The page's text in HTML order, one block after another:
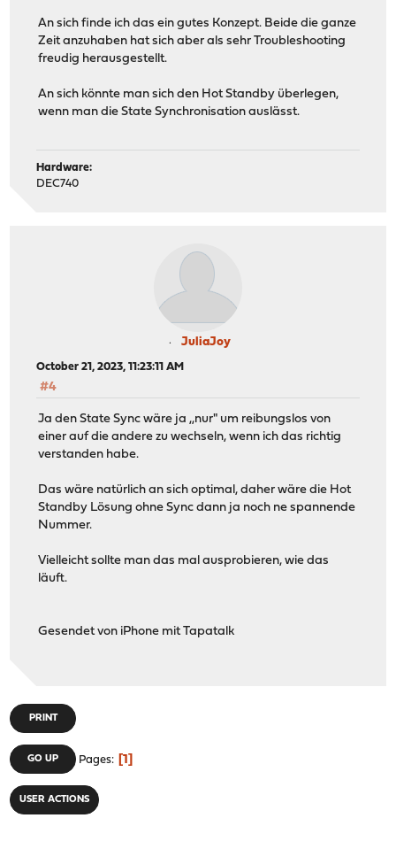
An sich finde ich das ein gutes Konzept. Beide die ganze
Zeit anzuhaben hat sich aber als sehr Troubleshooting
freudig herausgestellt.
An sich könnte man sich den Hot Standby überlegen,
wenn man die State Synchronisation auslässt.
Hardware:
DEC740
JuliaJoy
October 21, 2023, 11:23:11 AM
#4
Ja den State Sync wäre ja ,,nur" um reibungslos von
einer auf die andere zu wechseln, wenn ich das richtig
verstanden habe.
Das wäre natürlich an sich optimal, daher wäre die Hot
Standby Lösung ohne Sync dann ja noch ne spannende
Nummer.
Vielleicht sollte man das mal ausprobieren, wie das
läuft.
Gesendet von iPhone mit Tapatalk
PRINT
GO UP Pages 1
USER ACTIONS